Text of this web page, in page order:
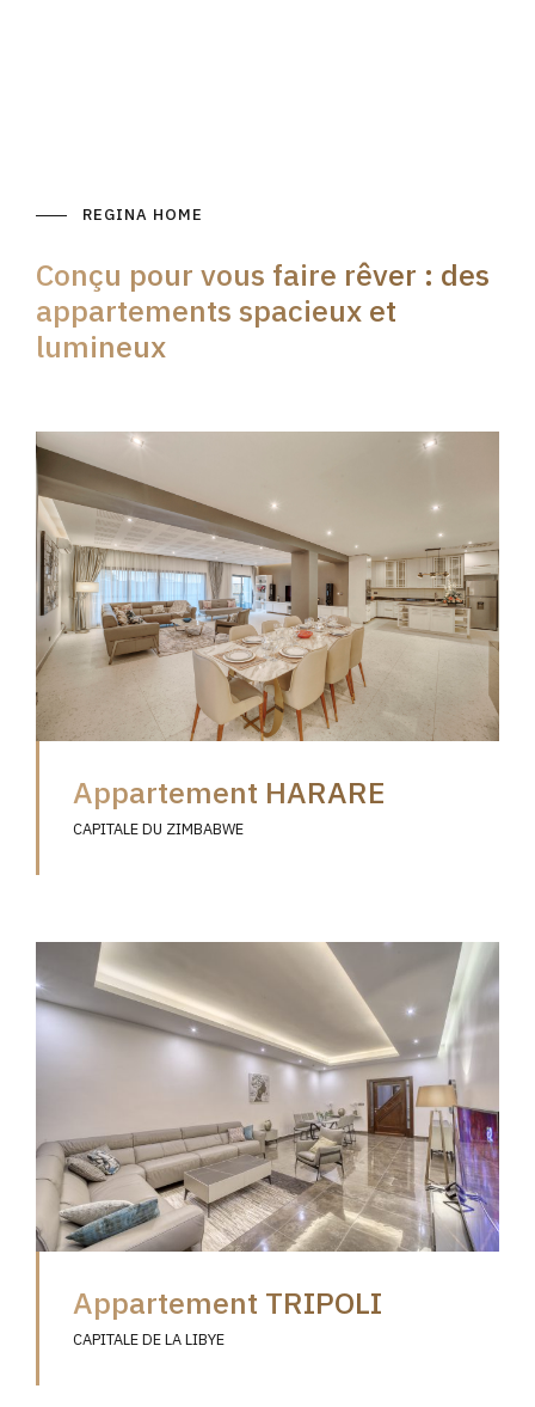
REGINA HOME
Conçu pour vous faire rêver : des
appartements spacieux et
lumineux
Appartement HARARE
CAPITALE DU ZIMBABWE
Appartement TRIPOLI
CAPITALE DE LA LIBYE